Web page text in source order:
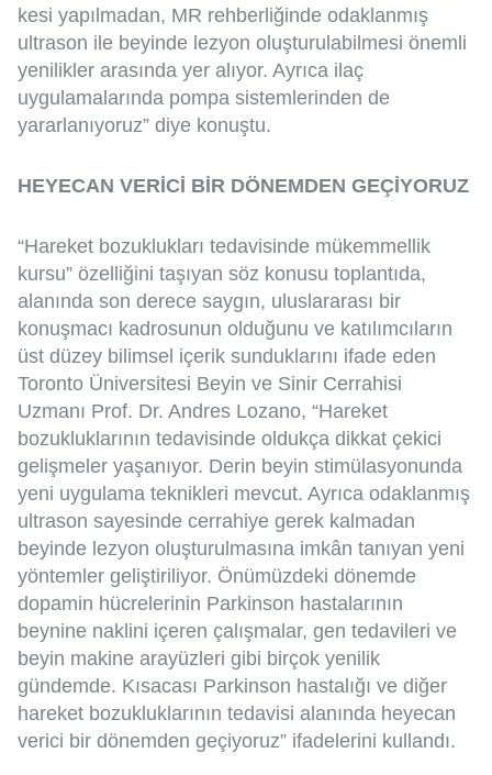
kesi yapılmadan, MR rehberliğinde odaklanmış
ultrason ile beyinde lezyon oluşturulabilmesi önemli
yenilikler arasında yer alıyor. Ayrıca ilaç
uygulamalarında pompa sistemlerinden de
yararlanıyoruz” diye konuştu.
HEYECAN VERİCİ BİR DÖNEMDEN GEÇİYORUZ
“Hareket bozuklukları tedavisinde mükemmellik
kursu” özelliğini taşıyan söz konusu toplantıda,
alanında son derece saygın, uluslararası bir
konuşmacı kadrosunun olduğunu ve katılımcıların
üst düzey bilimsel içerik sunduklarını ifade eden
Toronto Üniversitesi Beyin ve Sinir Cerrahisi
Uzmanı Prof. Dr. Andres Lozano, “Hareket
bozukluklarının tedavisinde oldukça dikkat çekici
gelişmeler yaşanıyor. Derin beyin stimülasyonunda
yeni uygulama teknikleri mevcut. Ayrıca odaklanmış
ultrason sayesinde cerrahiye gerek kalmadan
beyinde lezyon oluşturulmasına imkân tanıyan yeni
yöntemler geliştiriliyor. Önümüzdeki dönemde
dopamin hücrelerinin Parkinson hastalarının
beynine naklini içeren çalışmalar, gen tedavileri ve
beyin makine arayüzleri gibi birçok yenilik
gündemde. Kısacası Parkinson hastalığı ve diğer
hareket bozukluklarının tedavisi alanında heyecan
verici bir dönemden geçiyoruz” ifadelerini kullandı.